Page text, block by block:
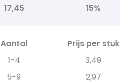
17,45
15%
Aantal Prijs per stuk
1-4
3,49
5-9
2,97